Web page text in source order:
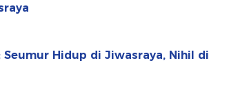
Seumur Hidup di Jiwasraya, Nihil di